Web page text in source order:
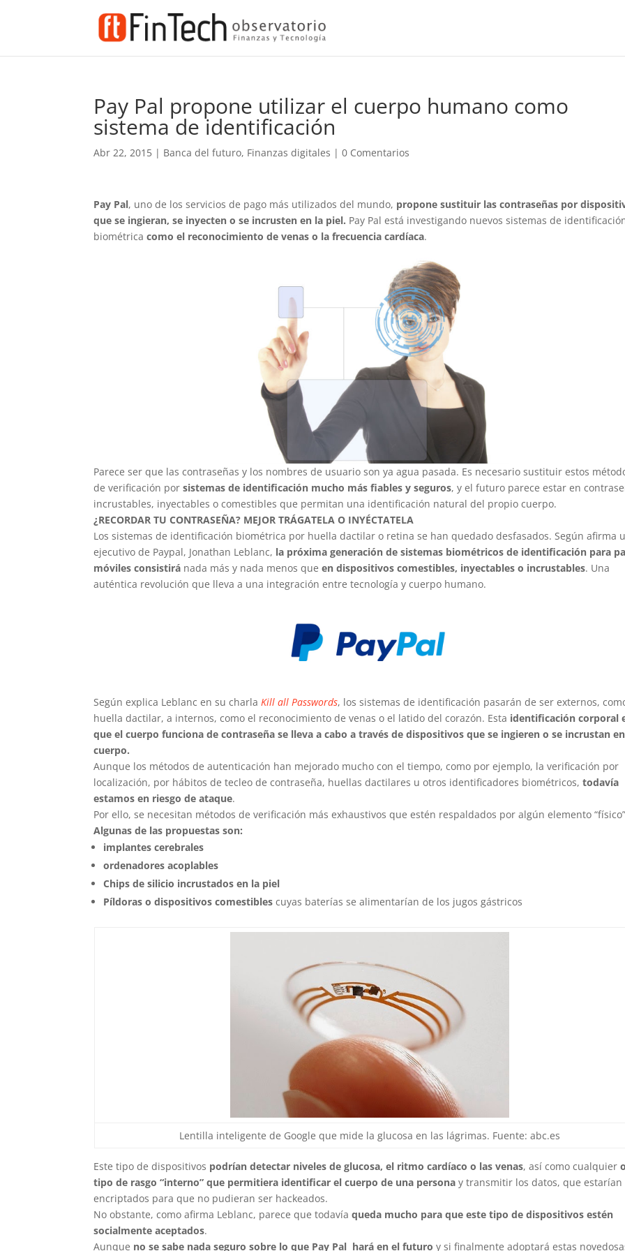
Pay Pal propone utilizar el cuerpo humano como
sistema de identificación
Abr 22, 2015 | Banca del futuro, Finanzas digitales |0 Comentarios
Pay Pal, uno de los servicios de pago más utilizados del mundo, propone sustituir las contraseñas por
que se ingieran, se inyecten o se incrusten en la piel. Pay Pal está investigando nuevos sistemas de
biométricacomo el reconocimiento de venas o la frecuencia cardíaca.
Parece ser que las contraseñas y los nombres de usuario son ya agua pasada. Es necesario sustituir estos
de verificación porsistemas de identificación mucho más fiables y seguros, y el futuro parece estar en
incrustables, inyectables o comestibles que permitan una identificación natural del propio cuerpo.
¿RECORDAR TU CONTRASEÑA? MEJOR TRÁGATELA O INYÉCTATELA
Los sistemas de identificación biométrica por huella dactilar o retina se han quedado desfasados. Según afirma
ejecutivo de Paypal, Jonathan Leblanc, la próxima generación de sistemas biométricos de identificación para
móviles consistirá nada más y nada menos queen dispositivos comestibles, inyectables o incrustables. Una
auténtica revolución que lleva a una integración entre tecnología y cuerpo humano.
Según explica Leblanc en su charla Kill all Passwords, los sistemas de identificación pasarán de ser externos,
huella dactilar, a internos, como el reconocimiento de venas o el latido del corazón. Esta identificación corporal
que el cuerpo funciona de contraseña se lleva a cabo a través de dispositivos que se ingieren o se incrustan
cuerpo.
Aunque los métodos de autenticación han mejorado mucho con el tiempo, como por ejemplo, la verificación por
localización, por hábitos de tecleo de contraseña, huellas dactilares u otros identificadores biométricos,todavía
estamos en riesgo de ataque.
Por ello, se necesitan métodos de verificación más exhaustivos que estén respaldados por algún elemento “físico”
Algunas de las propuestas son:
implantes cerebrales
ordenadores acoplables
Chips de silicio incrustados en la piel
Píldoras o dispositivos comestiblescuyas baterías se alimentarían de los jugos gástricos
Lentilla inteligente de Google que mide la glucosa en las lágrimas. Fuente: abc.es
Este tipo de dispositivos podrían detectar niveles de glucosa, el ritmo cardíaco o las venas, así como cualquier
tipo de rasgo “interno” que permitiera identificar el cuerpo de una persona y transmitir los datos, que estarían
encriptados para que no pudieran ser hackeados.
No obstante, como afirma Leblanc, parece que todavíaqueda mucho para que este tipo de dispositivos estén
socialmente aceptados.
Aunque no se sabe nada seguro sobre lo que Pay Pal hará en el futuro y si finalmente adoptará estas